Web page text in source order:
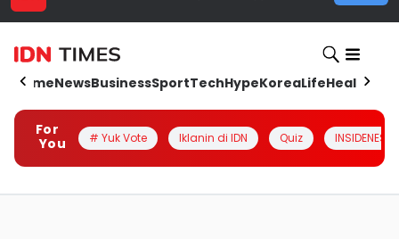
HomeNewsBusinessSportTechHypeKoreaLifeHealth
For
You
# Yuk Vote Iklanin di IDN Quiz INSIDENESIA